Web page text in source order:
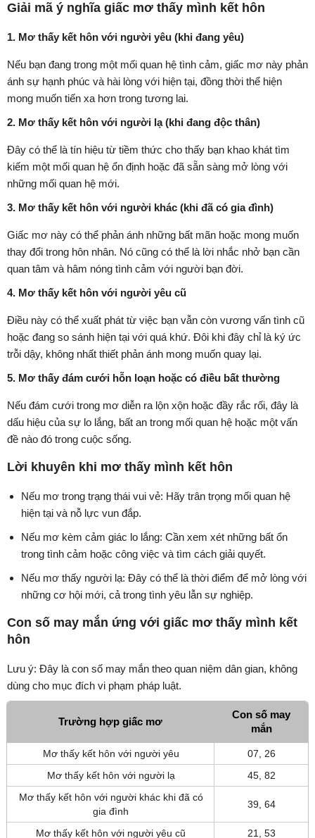
Giải mã ý nghĩa giấc mơ thấy mình kết hôn
1. Mơ thấy kết hôn với người yêu (khi đang yêu)
Nếu bạn đang trong một mối quan hệ tình cảm, giấc mơ này phản
ánh sự hạnh phúc và hài lòng với hiện tại, đồng thời thể hiện
mong muốn tiến xa hơn trong tương lai.
2. Mơ thấy kết hôn với người lạ (khi đang độc thân)
Đây có thể là tín hiệu từ tiềm thức cho thấy bạn khao khát tìm
kiếm một mối quan hệ ổn định hoặc đã sẵn sàng mở lòng với
những mối quan hệ mới.
3. Mơ thấy kết hôn với người khác (khi đã có gia đình)
Giấc mơ này có thể phản ánh những bất mãn hoặc mong muốn
thay đổi trong hôn nhân. Nó cũng có thể là lời nhắc nhở bạn cần
quan tâm và hâm nóng tình cảm với người bạn đời.
4. Mơ thấy kết hôn với người yêu cũ
Điều này có thể xuất phát từ việc bạn vẫn còn vương vấn tình cũ
hoặc đang so sánh hiện tại với quá khứ. Đôi khi đây chỉ là ký ức
trỗi dậy, không nhất thiết phản ánh mong muốn quay lại.
5. Mơ thấy đám cưới hỗn loạn hoặc có điều bất thường
Nếu đám cưới trong mơ diễn ra lộn xộn hoặc đầy rắc rối, đây là
dấu hiệu của sự lo lắng, bất an trong mối quan hệ hoặc một vấn
đề nào đó trong cuộc sống.
Lời khuyên khi mơ thấy mình kết hôn
Nếu mơ trong trạng thái vui vẻ: Hãy trân trọng mối quan hệ
hiện tại và nỗ lực vun đắp.
Nếu mơ kèm cảm giác lo lắng: Cần xem xét những bất ổn
trong tình cảm hoặc công việc và tìm cách giải quyết.
Nếu mơ thấy người lạ: Đây có thể là thời điểm để mở lòng với
những cơ hội mới, cả trong tình yêu lẫn sự nghiệp.
Con số may mắn ứng với giấc mơ thấy mình kết
hôn
Lưu ý: Đây là con số may mắn theo quan niệm dân gian, không
dùng cho mục đích vi phạm pháp luật.
Trường hợp giấc mơ
Con số may
mắn
Mơ thấy kết hôn với người yêu
07, 26
Mơ thấy kết hôn với người lạ
45, 82
Mơ thấy kết hôn với người khác khi đã có
gia đình
39, 64
Mơ thấy kết hôn với người yêu cũ
21, 53